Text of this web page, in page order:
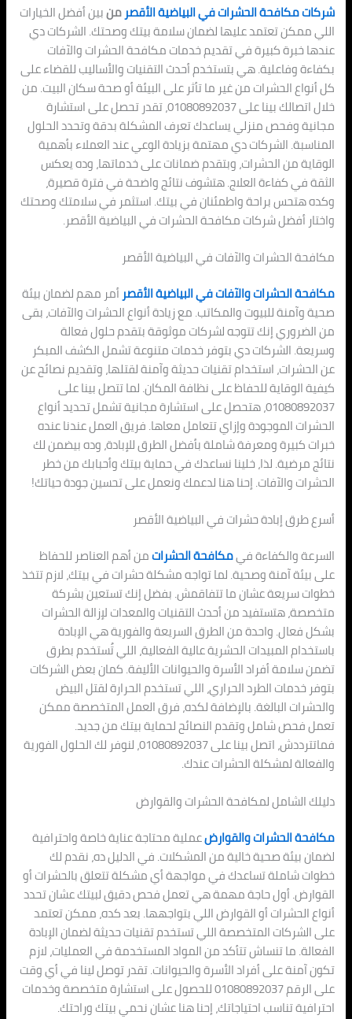
شركات مكافحة الحشرات في البياضية الأقصرمنبين أفضل الخيارات
اللي ممكن تعتمد عليها لضمان سلامة بيتك وصحتك. الشركات دي
عندها خبرة كبيرة في تقديم خدمات مكافحة الحشرات والآفات
بكفاءة وفاعلية. هي بتستخدم أحدث التقنيات والأساليب للقضاء على
كل أنواع الحشرات من غير ما تأثر على البيئة أو صحة سكان البيت. من
خلال اتصالك بينا على 01080892037، تقدر تحصل على استشارة
مجانية وفحص منزلي يساعدك تعرف المشكلة بدقة وتحدد الحلول
المناسبة. الشركات دي مهتمة بزيادة الوعي عند العملاء بأهمية
الوقاية من الحشرات، وبتقدم ضمانات على خدماتها، وده يعكس
الثقة في كفاءة العلاج. هتشوف نتائج واضحة في فترة قصيرة،
وكده هتحس براحة واطمئنان في بيتك. استثمر في سلامتك وصحتك
واختار أفضل شركات مكافحة الحشرات في البياضية الأقصر.
مكافحة الحشرات والآفات في البياضية الأقصر
مكافحة الحشرات والآفات في البياضية الأقصر أمر مهم لضمان بيئة
صحية وآمنة للبيوت والمكاتب. مع زيادة أنواع الحشرات والآفات، بقى
من الضروري إنك تتوجه لشركات موثوقة بتقدم حلول فعالة
وسريعة. الشركات دي بتوفر خدمات متنوعة تشمل الكشف المبكر
عن الحشرات، استخدام تقنيات حديثة وآمنة لقتلها، وتقديم نصائح عن
كيفية الوقاية للحفاظ على نظافة المكان. لما تتصل بينا على
01080892037، هتحصل على استشارة مجانية تشمل تحديد أنواع
الحشرات الموجودة وإزاي تتعامل معاها. فريق العمل عندنا عنده
خبرات كبيرة ومعرفة شاملة بأفضل الطرق للإبادة، وده بيضمن لك
نتائج مرضية. لذا، خلينا نساعدك في حماية بيتك وأحبابك من خطر
الحشرات والآفات. إحنا هنا لدعمك ونعمل على تحسين جودة حياتك!
أسرع طرق إبادة حشرات في البياضية الأقصر
السرعة والكفاءة فيمكافحة الحشراتمن أهم العناصر للحفاظ
على بيئة آمنة وصحية. لما تواجه مشكلة حشرات في بيتك، لازم تتخذ
خطوات سريعة عشان ما تتفاقمش. بفضل إنك تستعين بشركة
متخصصة، هتستفيد من أحدث التقنيات والمعدات لإزالة الحشرات
بشكل فعال. واحدة من الطرق السريعة والفورية هي الإبادة
باستخدام المبيدات الحشرية عالية الفعالية، اللي تُستخدم بطرق
تضمن سلامة أفراد الأسرة والحيوانات الأليفة. كمان بعض الشركات
بتوفر خدمات الطرد الحراري، اللي تستخدم الحرارة لقتل البيض
والحشرات البالغة. بالإضافة لكده، فرق العمل المتخصصة ممكن
تعمل فحص شامل وتقدم النصائح لحماية بيتك من جديد.
فماتترددش، اتصل بينا على 01080892037، لنوفر لك الحلول الفورية
والفعالة لمشكلة الحشرات عندك.
دليلك الشامل لمكافحة الحشرات والقوارض
مكافحة الحشرات والقوارضعملية محتاجة عناية خاصة واحترافية
لضمان بيئة صحية خالية من المشكلات. في الدليل ده، نقدم لك
خطوات شاملة تساعدك في مواجهة أي مشكلة تتعلق بالحشرات أو
القوارض. أول حاجة مهمة هي تعمل فحص دقيق لبيتك عشان تحدد
أنواع الحشرات أو القوارض اللي بتواجهها. بعد كده، ممكن تعتمد
على الشركات المتخصصة اللي تستخدم تقنيات حديثة لضمان الإبادة
الفعالة. ما تنساش تتأكد من المواد المستخدمة في العمليات، لازم
تكون آمنة على أفراد الأسرة والحيوانات. تقدر توصل لينا في أي وقت
على الرقم 01080892037 للحصول على استشارة متخصصة وخدمات
احترافية تناسب احتياجاتك، إحنا هنا عشان نحمي بيتك وراحتك.